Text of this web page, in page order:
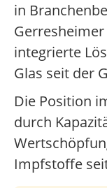
in
integrierte
Glas seit der
Die Position
durch
Impfstoffe